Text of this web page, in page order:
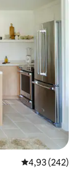
Classificação
4,93 (242)